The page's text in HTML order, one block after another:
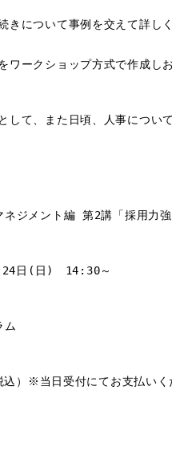
について事例を交えて詳しく
ークショップ方式で作成し
して、また日頃、人事につい
ジメント編 第2講「採用力強
日(日)　14:30～
ム
）※当日受付にてお支払いく